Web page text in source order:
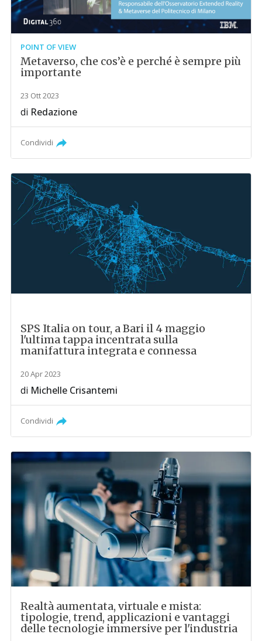
POINT OF VIEW
Metaverso, che cos’è e perché è sempre più
importante
23 Ott 2023
di Redazione
Condividi
SPS Italia on tour, a Bari il 4 maggio
l'ultima tappa incentrata sulla
manifattura integrata e connessa
20 Apr 2023
di Michelle Crisantemi
Condividi
Realtà aumentata, virtuale e mista:
tipologie, trend, applicazioni e vantaggi
delle tecnologie immersive per l'industria